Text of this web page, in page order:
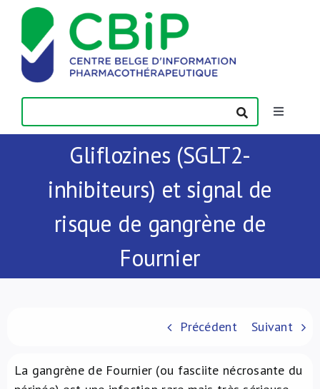
Passer
contenu
Toggle
Publications
NL
Gliflozines (SGLT2-
inhibiteurs) et signal de
risque de gangrène de
Fournier
Précédent Suivant
La gangrène de Fournier (ou fasciite nécrosante du